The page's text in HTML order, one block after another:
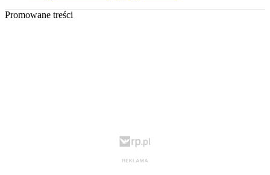
Promowane treści